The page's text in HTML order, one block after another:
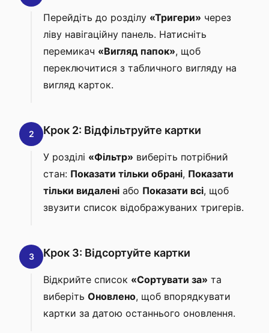
Перейдіть до розділу «Тригери» через
ліву навігаційну панель. Натисніть
перемикач «Вигляд папок», щоб
переключитися з табличного вигляду на
вигляд карток.
2 Крок 2: Відфільтруйте картки
У розділі «Фільтр» виберіть потрібний
стан: Показати тільки обрані, Показати
тільки видалені або Показати всі, щоб
звузити список відображуваних тригерів.
3 Крок 3: Відсортуйте картки
Відкрийте список «Сортувати за» та
виберіть Оновлено, щоб впорядкувати
картки за датою останнього оновлення.